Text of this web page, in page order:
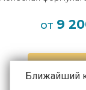
Ближайший
от 9